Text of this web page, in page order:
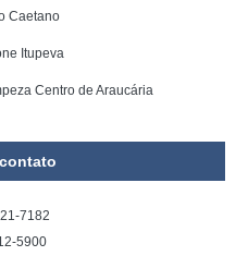
Caetano
Itupeva
Centro de Araucária
7182
5900